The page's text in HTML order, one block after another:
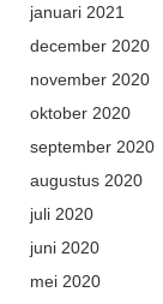
januari 2021
december 2020
november 2020
oktober 2020
september 2020
augustus 2020
juli 2020
juni 2020
mei 2020